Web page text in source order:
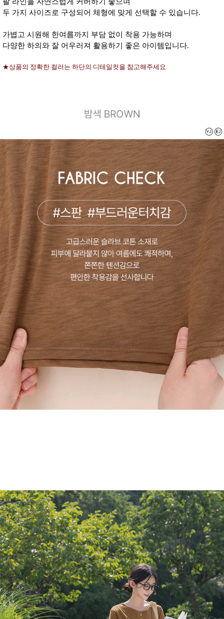
두 가지 사이즈로 구성되어 체형에 맞게 선택할 수 있습니다.
가볍고 시원해 한여름까지 부담 없이 착용 가능하며
다양한 하의와 잘 어우러져 활용하기 좋은 아이템입니다.
★상품의 정확한 컬러는 하단의 디테일컷을 참고해주세요.